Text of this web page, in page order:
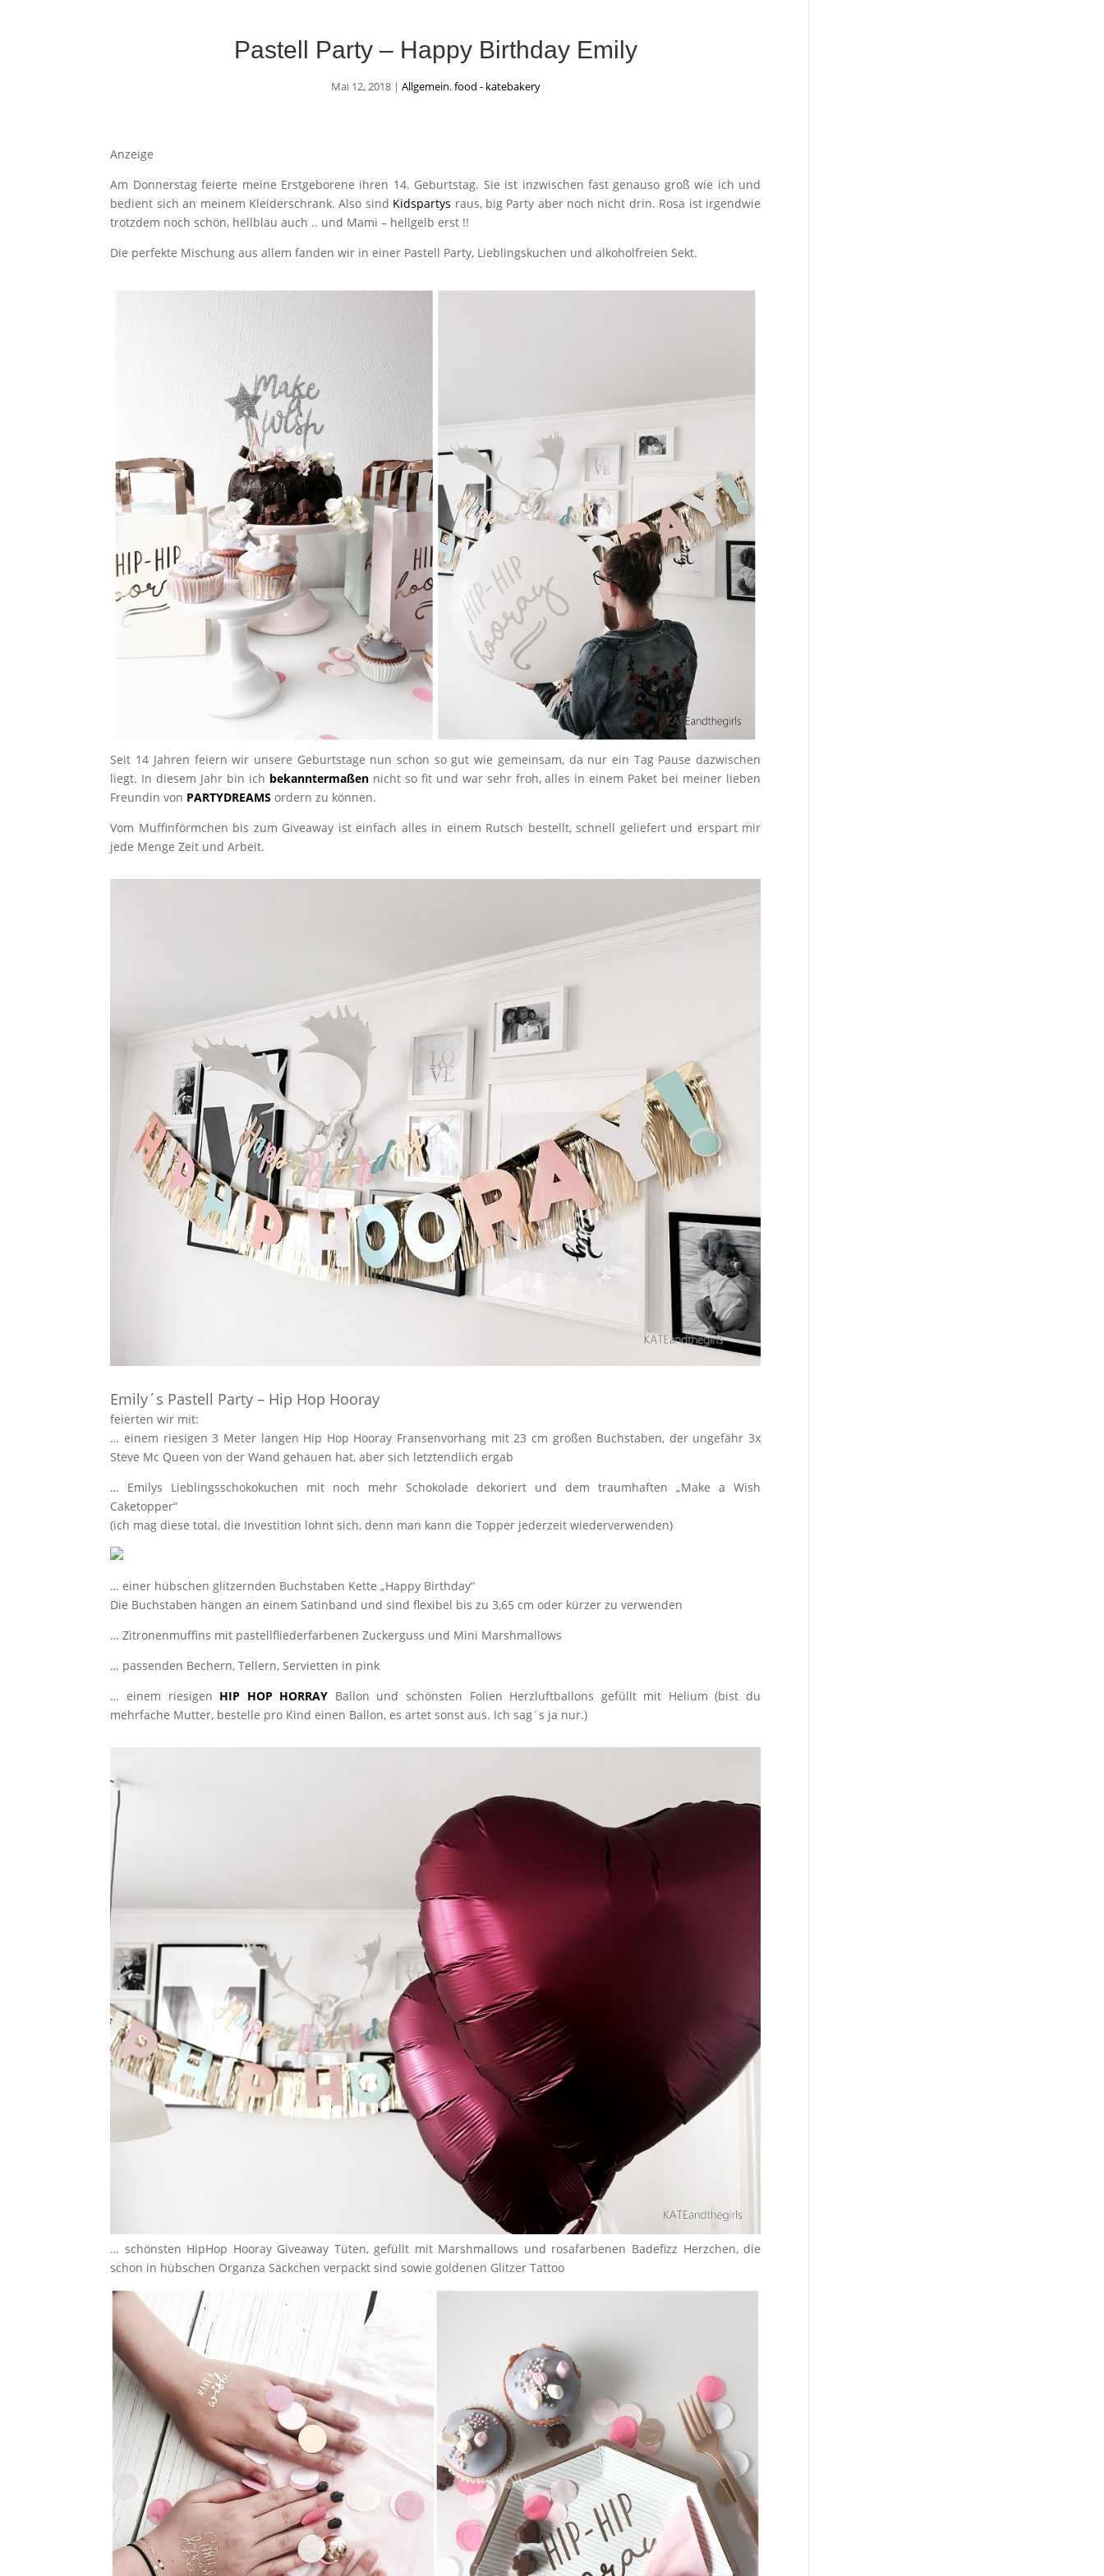
Pastell Party – Happy Birthday Emily
Mai 12, 2018| Allgemein,food - katebakery
Anzeige
Am Donnerstag feierte meine Erstgeborene ihren 14. Geburtstag. Sie ist inzwischen fast genauso groß wie ich und
bedient sich an meinem Kleiderschrank. Also sind Kidspartys raus, big Party aber noch nicht drin. Rosa ist irgendwie
trotzdem noch schön, hellblau auch .. und Mami – hellgelb erst !!
Die perfekte Mischung aus allem fanden wir in einer Pastell Party, Lieblingskuchen und alkoholfreien Sekt.
Seit 14 Jahren feiern wir unsere Geburtstage nun schon so gut wie gemeinsam, da nur ein Tag Pause dazwischen
liegt. In diesem Jahr bin ich bekanntermaßen nicht so fit und war sehr froh, alles in einem Paket bei meiner lieben
Freundin von PARTYDREAMS ordern zu können.
Vom Muffinförmchen bis zum Giveaway ist einfach alles in einem Rutsch bestellt, schnell geliefert und erspart mir
jede Menge Zeit und Arbeit.
Emily´s Pastell Party – Hip Hop Hooray
feierten wir mit:
… einem riesigen 3 Meter langen Hip Hop Hooray Fransenvorhang mit 23 cm großen Buchstaben, der ungefähr 3x
Steve Mc Queen von der Wand gehauen hat, aber sich letztendlich ergab
… Emilys Lieblingsschokokuchen mit noch mehr Schokolade dekoriert und dem traumhaften „Make a Wish
Caketopper“
(ich mag diese total, die Investition lohnt sich, denn man kann die Topper jederzeit wiederverwenden)
… einer hübschen glitzernden Buchstaben Kette „Happy Birthday“
Die Buchstaben hängen an einem Satinband und sind flexibel bis zu 3,65 cm oder kürzer zu verwenden
… Zitronenmuffins mit pastellfliederfarbenen Zuckerguss und Mini Marshmallows
… passenden Bechern, Tellern, Servietten in pink
… einem riesigen HIP HOP HORRAY Ballon und schönsten Folien Herzluftballons gefüllt mit Helium (bist du
mehrfache Mutter, bestelle pro Kind einen Ballon, es artet sonst aus. Ich sag´s ja nur.)
… schönsten HipHop Hooray Giveaway Tüten, gefüllt mit Marshmallows und rosafarbenen Badefizz Herzchen, die
schon in hübschen Organza Säckchen verpackt sind sowie goldenen Glitzer Tattoo